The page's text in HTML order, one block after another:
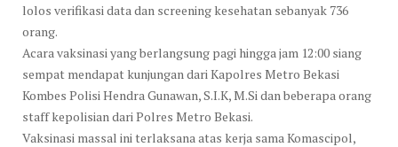
lolos verifikasi data dan screening kesehatan sebanyak 736
orang.
Acara vaksinasi yang berlangsung pagi hingga jam 12:00 siang
sempat mendapat kunjungan dari Kapolres Metro Bekasi
Kombes Polisi Hendra Gunawan, S.I.K, M.Si dan beberapa orang
staff kepolisian dari Polres Metro Bekasi.
Vaksinasi massal ini terlaksana atas kerja sama Komascipol,